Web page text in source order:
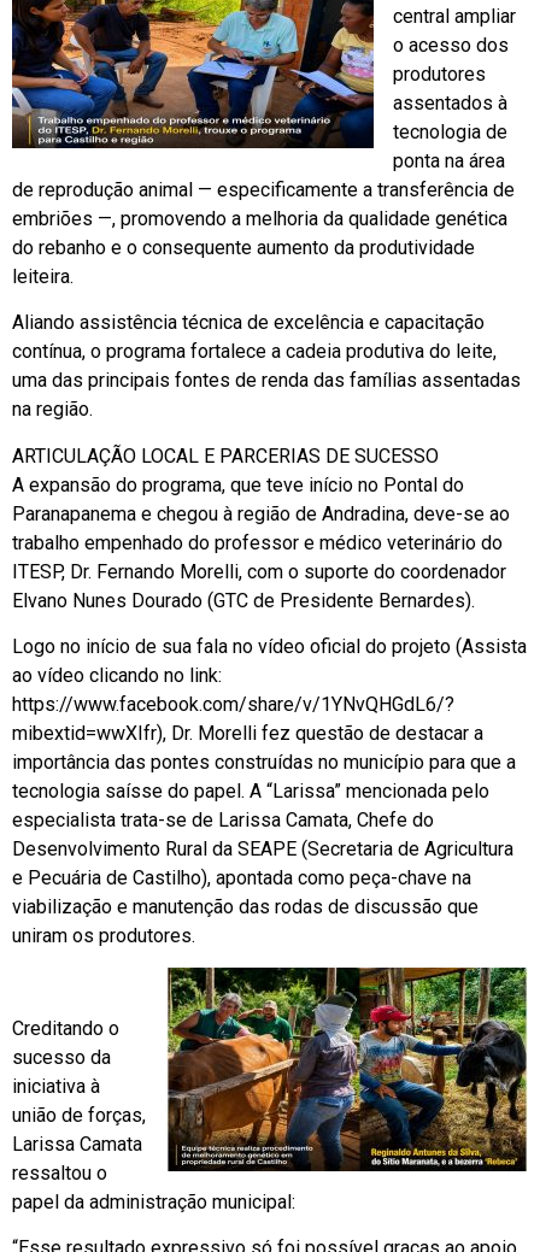
central ampliar
o acesso dos
produtores
assentados à
tecnologia de
ponta na área
de reprodução animal — especificamente a transferência de
embriões —, promovendo a melhoria da qualidade genética
do rebanho e o consequente aumento da produtividade
leiteira.
Aliando assistência técnica de excelência e capacitação
contínua, o programa fortalece a cadeia produtiva do leite,
uma das principais fontes de renda das famílias assentadas
na região.
ARTICULAÇÃO LOCAL E PARCERIAS DE SUCESSO
A expansão do programa, que teve início no Pontal do
Paranapanema e chegou à região de Andradina, deve-se ao
trabalho empenhado do professor e médico veterinário do
ITESP, Dr. Fernando Morelli, com o suporte do coordenador
Elvano Nunes Dourado (GTC de Presidente Bernardes).
Logo no início de sua fala no vídeo oficial do projeto (Assista
ao vídeo clicando no link:
https://www.facebook.com/share/v/1YNvQHGdL6/?
mibextid=wwXIfr), Dr. Morelli fez questão de destacar a
importância das pontes construídas no município para que a
tecnologia saísse do papel. A “Larissa” mencionada pelo
especialista trata-se de Larissa Camata, Chefe do
Desenvolvimento Rural da SEAPE (Secretaria de Agricultura
e Pecuária de Castilho), apontada como peça-chave na
viabilização e manutenção das rodas de discussão que
uniram os produtores.
Creditando o
sucesso da
iniciativa à
união de forças,
Larissa Camata
ressaltou o
papel da administração municipal: